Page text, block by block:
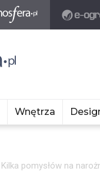
Wnętrza
Kilka pomysłów na